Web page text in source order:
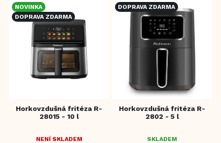
NOVINKA
DOPRAVA ZDARMA
Horkovzdušná fritéza R-
28015 - 10 l
NENÍ SKLADEM
DOPRAVA ZDARMA
Horkovzdušná fritéza R-
2802 - 5 l
SKLADEM